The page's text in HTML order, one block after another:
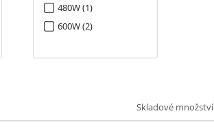
480W (1)
600W (2)
Skladové množství